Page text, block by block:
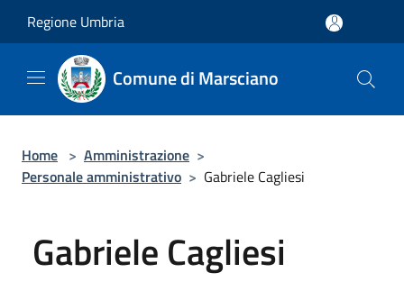
Regione Umbria
Comune di Marsciano
Home > Amministrazione >
Personale amministrativo > Gabriele Cagliesi
Gabriele Cagliesi